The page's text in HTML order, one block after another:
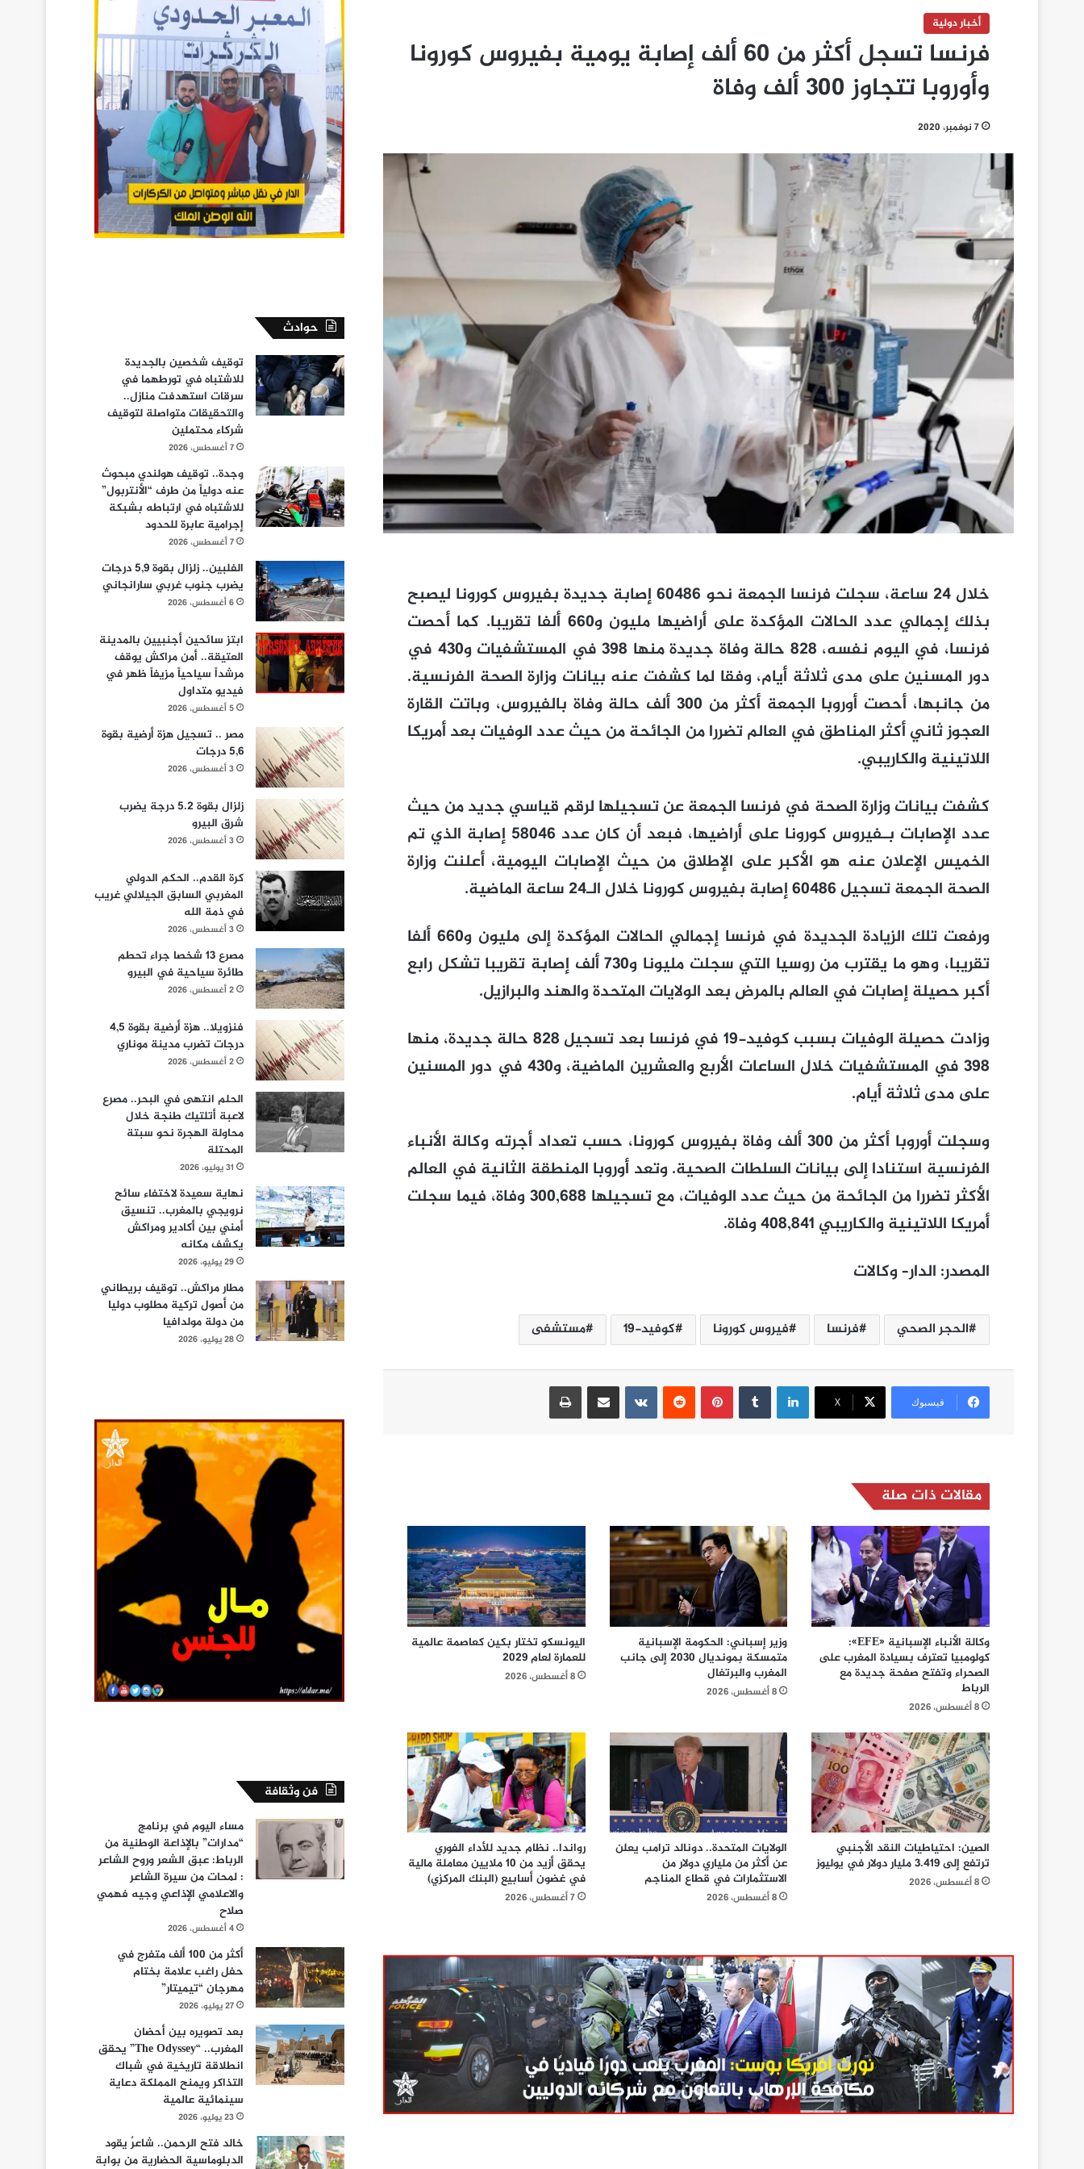
أخبار دولية
فرنسا تسجل أكثر من 60 ألف إصابة يومية بفيروس كورونا
وأوروبا تتجاوز 300 ألف وفاة
7 نوفمبر، 2020
خلال 24 ساعة، سجلت فرنسا الجمعة نحو 60486 إصابة جديدة بفيروس كورونا ليصبح
بذلك إجمالي عدد الحالات المؤكدة على أراضيها مليون و660 ألفا تقريبا. كما أحصت
فرنسا، في اليوم نفسه، 828 حالة وفاة جديدة منها 398 في المستشفيات و430 في
دور المسنين على مدى ثلاثة أيام، وفقا لما كشفت عنه بيانات وزارة الصحة الفرنسية.
من جانبها، أحصت أوروبا الجمعة أكثر من 300 ألف حالة وفاة بالفيروس، وباتت القارة
العجوز ثاني أكثر المناطق في العالم تضررا من الجائحة من حيث عدد الوفيات بعد أمريكا
اللاتينية والكاريبي.
كشفت بيانات وزارة الصحة في فرنسا الجمعة عن تسجيلها لرقم قياسي جديد من حيث
عدد الإصابات بـفيروس كورونا على أراضيها، فبعد أن كان عدد 58046 إصابة الذي تم
الخميس الإعلان عنه هو الأكبر على الإطلاق من حيث الإصابات اليومية، أعلنت وزارة
الصحة الجمعة تسجيل 60486 إصابة بفيروس كورونا خلال الـ24 ساعة الماضية.
ورفعت تلك الزيادة الجديدة في فرنسا إجمالي الحالات المؤكدة إلى مليون و660 ألفا
تقريبا، وهو ما يقترب من روسيا التي سجلت مليونا و730 ألف إصابة تقريبا تشكل رابع
أكبر حصيلة إصابات في العالم بالمرض بعد الولايات المتحدة والهند والبرازيل.
وزادت حصيلة الوفيات بسبب كوفيد-19 في فرنسا بعد تسجيل 828 حالة جديدة، منها
398 في المستشفيات خلال الساعات الأربع والعشرين الماضية، و430 في دور المسنين
على مدى ثلاثة أيام.
وسجلت أوروبا أكثر من 300 ألف وفاة بفيروس كورونا، حسب تعداد أجرته وكالة الأنباء
الفرنسية استنادا إلى بيانات السلطات الصحية. وتعد أوروبا المنطقة الثانية في العالم
الأكثر تضررا من الجائحة من حيث عدد الوفيات، مع تسجيلها 300,688 وفاة، فيما سجلت
أمريكا اللاتينية والكاريبي 408,841 وفاة.
المصدر: الدار–وكالات
الحجر الصحي فرنسا فيروس كورونا كوفيد-19 مستشفى
فيسبوك ‫X
لينكدإن بينتيريست مشاركة عبر البريد طباعة
مقالات ذات صلة
وكالة الأنباء الإسبانية «EFE»:
كولومبيا تعترف بسيادة المغرب على
الصحراء وتفتح صفحة جديدة مع
الرباط
8 أغسطس، 2026
وزير إسباني: الحكومة الإسبانية
متمسكة بمونديال 2030 إلى جانب
المغرب والبرتغال
8 أغسطس، 2026
اليونسكو تختار بكين كعاصمة عالمية
للعمارة لعام 2029
8 أغسطس، 2026
الصين: احتياطيات النقد الأجنبي
ترتفع إلى 3.419 مليار دولار في يوليوز
8 أغسطس، 2026
الولايات المتحدة.. دونالد ترامب يعلن
عن أكثر من ملياري دولار من
الاستثمارات في قطاع المناجم
8 أغسطس، 2026
رواندا.. نظام جديد للأداء الفوري
يحقق أزيد من 10 ملايين معاملة مالية
في غضون أسابيع (البنك المركزي)
7 أغسطس، 2026
حوادث
توقيف شخصين بالجديدة
للاشتباه في تورطهما في
سرقات استهدفت منازل..
والتحقيقات متواصلة لتوقيف
شركاء محتملين
7 أغسطس، 2026
وجدة.. توقيف هولندي مبحوث
عنه دولياً من طرف “الأنتربول”
للاشتباه في ارتباطه بشبكة
إجرامية عابرة للحدود
7 أغسطس، 2026
الفلبين.. زلزال بقوة 5,9 درجات
يضرب جنوب غربي سارانجاني
6 أغسطس، 2026
ابتز سائحين أجنبيين بالمدينة
العتيقة.. أمن مراكش يوقف
مرشداً سياحياً مزيفاً ظهر في
فيديو متداول
5 أغسطس، 2026
مصر .. تسجيل هزة أرضية بقوة
5,6 درجات
3 أغسطس، 2026
زلزال بقوة 5.2 درجة يضرب
شرق البيرو
3 أغسطس، 2026
كرة القدم.. الحكم الدولي
المغربي السابق الجيلالي غريب
في ذمة الله
3 أغسطس، 2026
مصرع 13 شخصا جراء تحطم
طائرة سياحية في البيرو
2 أغسطس، 2026
فنزويلا.. هزة أرضية بقوة 4,5
درجات تضرب مدينة موناري
2 أغسطس، 2026
الحلم انتهى في البحر.. مصرع
لاعبة أتلتيك طنجة خلال
محاولة الهجرة نحو سبتة
المحتلة
31 يوليو، 2026
نهاية سعيدة لاختفاء سائح
نرويجي بالمغرب.. تنسيق
أمني بين أكادير ومراكش
يكشف مكانه
29 يوليو، 2026
مطار مراكش.. توقيف بريطاني
من أصول تركية مطلوب دوليا
من دولة مولدافيا
28 يوليو، 2026
فن وثقافة
مساء اليوم في برنامج
“مدارات” بالإذاعة الوطنية من
الرباط: عبق الشعر وروح الشاعر
: لمحات من سيرة الشاعر
والاعلامي الإذاعي وجيه فهمي
صلاح
4 أغسطس، 2026
أكثر من 100 ألف متفرج في
حفل راغب علامة بختام
مهرجان “تيميتار”
27 يوليو، 2026
بعد تصويره بين أحضان
المغرب.. “The Odyssey” يحقق
انطلاقة تاريخية في شباك
التذاكر ويمنح المملكة دعاية
سينمائية عالمية
23 يوليو، 2026
خالد فتح الرحمن.. شاعرٌ يقود
الدبلوماسية الحضارية من بوابة